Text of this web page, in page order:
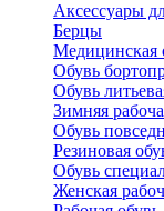
Аксессуары
Берцы
Медицинская
Обувь
Обувь
Зимняя
Обувь
Резиновая
Обувь
Женская